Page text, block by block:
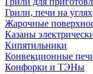
Грили, печи на углях
Жарочные
Казаны
Кипятильники
Конвекционные
Конфорки и ТЭНы